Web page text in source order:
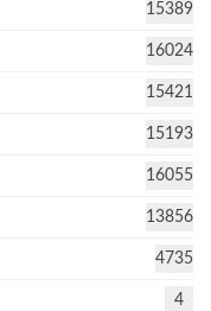
15389
16024
15421
15193
16055
13856
4735
4